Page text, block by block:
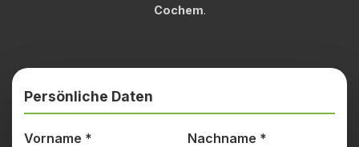
Cochem.
Persönliche Daten
Vorname * Nachname *